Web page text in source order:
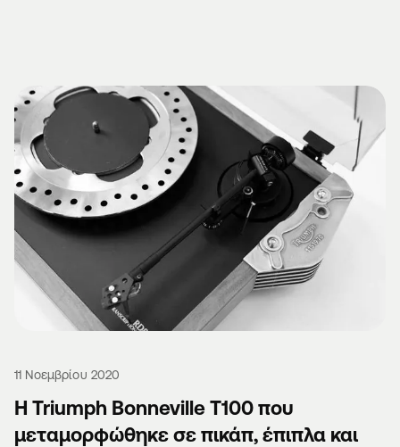
11 Νοεμβρίου 2020
Η Triumph Bonneville T100 που
μεταμορφώθηκε σε πικάπ, έπιπλα και